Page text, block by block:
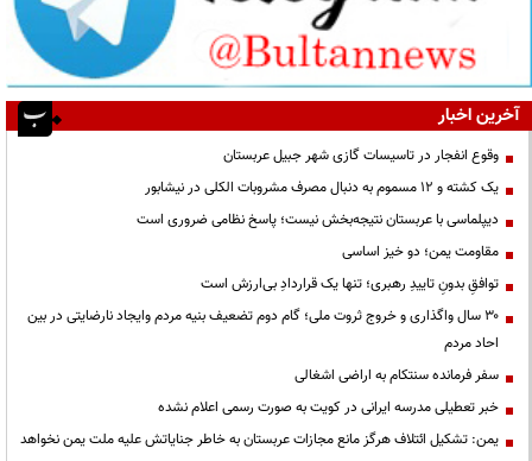
آخرین اخبار
وقوع انفجار در تاسیسات گازی شهر جبیل عربستان
یک کشته و ۱۲ مسموم به دنبال مصرف مشروبات الکلی در نیشابور
دیپلماسی با عربستان نتیجه‌بخش نیست؛ پاسخ نظامی ضروری است
مقاومت یمن؛ دو خیز اساسی
توافقِ بدونِ تاییدِ رهبری؛ تنها یک قراردادِ بی‌ارزش است
۳۰ سال واگذاری و خروج ثروت ملی؛ گام دوم تضعیف بنیه مردم وایجاد نارضایتی در بین
احاد مردم
سفر فرمانده سنتکام به اراضی اشغالی
خبر تعطیلی مدرسه ایرانی در کویت به صورت رسمی اعلام نشده
یمن: تشکیل ائتلاف هرگز مانع مجازات عربستان به خاطر جنایاتش علیه ملت یمن نخواهد